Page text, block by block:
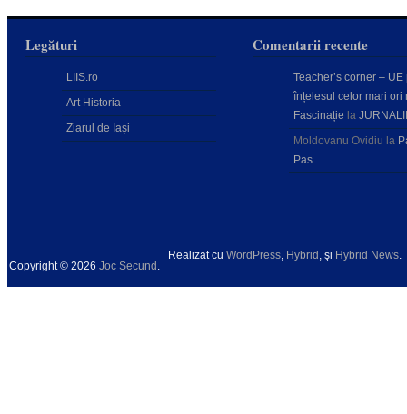
Legături
LIIS.ro
Art Historia
Ziarul de Iași
Comentarii recente
Teacher’s corner – UE
înțelesul celor mari ori
Fascinație la
Moldovanu Ovidiu la
Pas
Copyright © 2026 Joc Secund .
Realizat cu WordPress, Hybrid , şi Hybrid News.